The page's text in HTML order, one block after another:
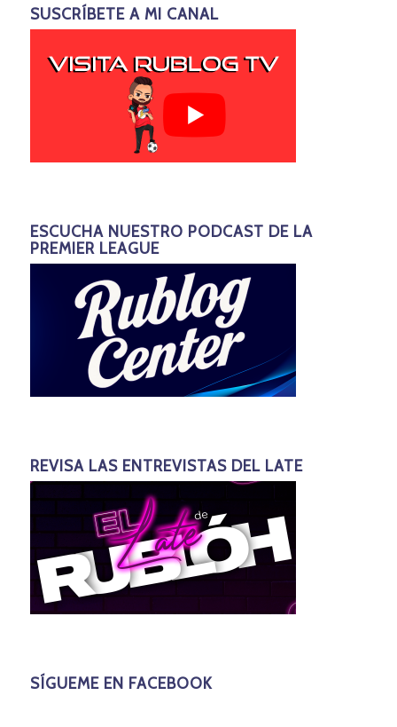
SUSCRÍBETE A MI CANAL
ESCUCHA NUESTRO PODCAST DE LA
PREMIER LEAGUE
REVISA LAS ENTREVISTAS DEL LATE
SÍGUEME EN FACEBOOK